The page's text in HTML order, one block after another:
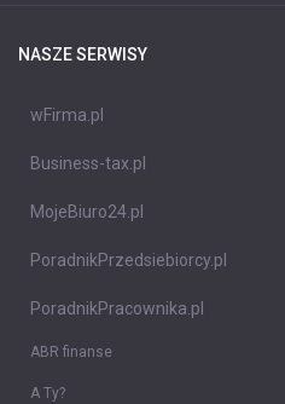
NASZE SERWISY
wFirma.pl
Business-tax.pl
MojeBiuro24.pl
PoradnikPrzedsiebiorcy.pl
PoradnikPracownika.pl
ABR finanse
A Ty?